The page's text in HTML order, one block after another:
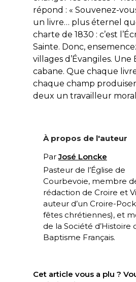
répond : « Souvenez-
un livre… plus éternel
charte de 1830 : c’est
Sainte. Donc,
villages d’Évangiles. Une
cabane. Que chaque
chaque champ
deux un travailleur
À propos de l'auteur
ParJosé Loncke
Pasteur de l’Église de
Courbevoie, membre
rédaction de Croire et
auteur d’un Croire-
fêtes chrétiennes), et
de la Société d’Histoire
Baptisme Français.
Cet article vous a plu ?